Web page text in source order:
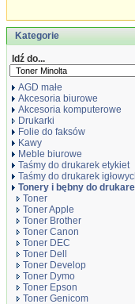
Kategorie
Idź do...
AGD małe
Akcesoria biurowe
Akcesoria komputerowe
Drukarki
Folie do faksów
Kawy
Meble biurowe
Taśmy do drukarek etykiet
Taśmy do drukarek
Tonery i bębny do
Toner
Toner Apple
Toner Brother
Toner Canon
Toner DEC
Toner Dell
Toner Develop
Toner Dymo
Toner Epson
Toner Genicom